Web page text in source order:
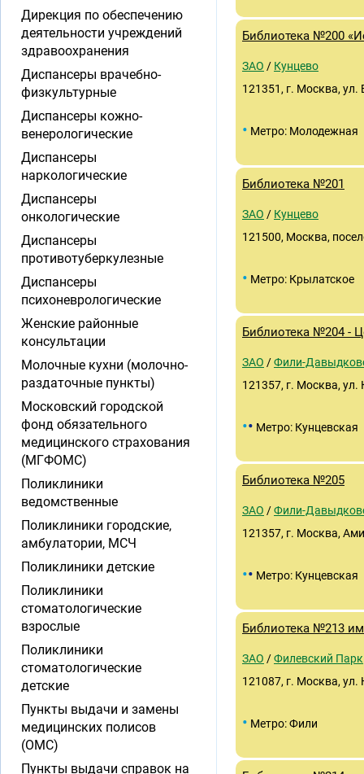
Библиотека №200
ЗАО / Кунцево
121351, г. Москва, ул.
• Метро: Молодежная
Библиотека №201
ЗАО / Кунцево
121500, Москва,
• Метро: Крылатское
Библиотека №204 -
ЗАО /Фили-
121357, г. Москва, ул.
•• Метро: Кунцевская
Библиотека №205
ЗАО /Фили-
121357, г. Москва,
•• Метро: Кунцевская
Библиотека №213
ЗАО /Филевский Парк
121087, г. Москва, ул.
• Метро: Фили
Дирекция по обеспечению
деятельности учреждений
здравоохранения
Диспансеры врачебно-
физкультурные
Диспансеры кожно-
венерологические
Диспансеры
наркологические
Диспансеры
онкологические
Диспансеры
противотуберкулезные
Диспансеры
психоневрологические
Женские районные
консультации
Молочные кухни (молочно-
раздаточные пункты)
Московский городской
фонд обязательного
медицинского страхования
(МГФОМС)
Поликлиники
ведомственные
Поликлиники городские,
амбулатории, МСЧ
Поликлиники детские
Поликлиники
стоматологические
взрослые
Поликлиники
стоматологические
детские
Пункты выдачи и замены
медицинских полисов
(ОМС)
Пункты выдачи справок на